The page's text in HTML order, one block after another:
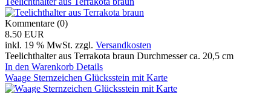
Kommentare (0)
8.50 EUR
inkl. 19 % MwSt. zzgl. Versandkosten
Teelichthalter aus Terrakota braun Durchmesser ca. 20,5 cm
In den Warenkorb Details
Waage Sternzeichen Glücksstein mit Karte